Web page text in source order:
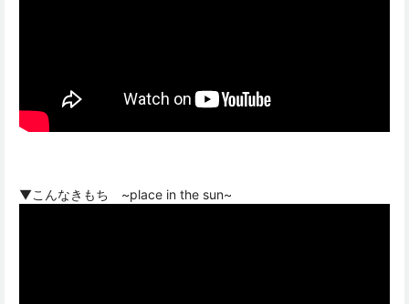
▼こんなきもち ~place in the sun~